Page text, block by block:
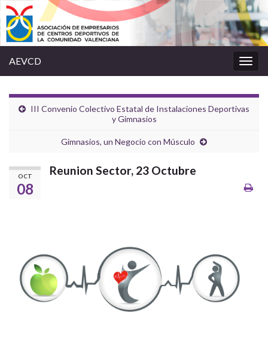
la
AEVCD
III Convenio Colectivo Estatal de Instalaciones Deportivas
y Gimnasios
Gimnasios, un Negocio con Músculo
OCT
08
Reunion Sector, 23 Octubre